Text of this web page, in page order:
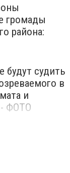
громады
района:
будут судить
в
и
- ФОТО
ВСУ!»: